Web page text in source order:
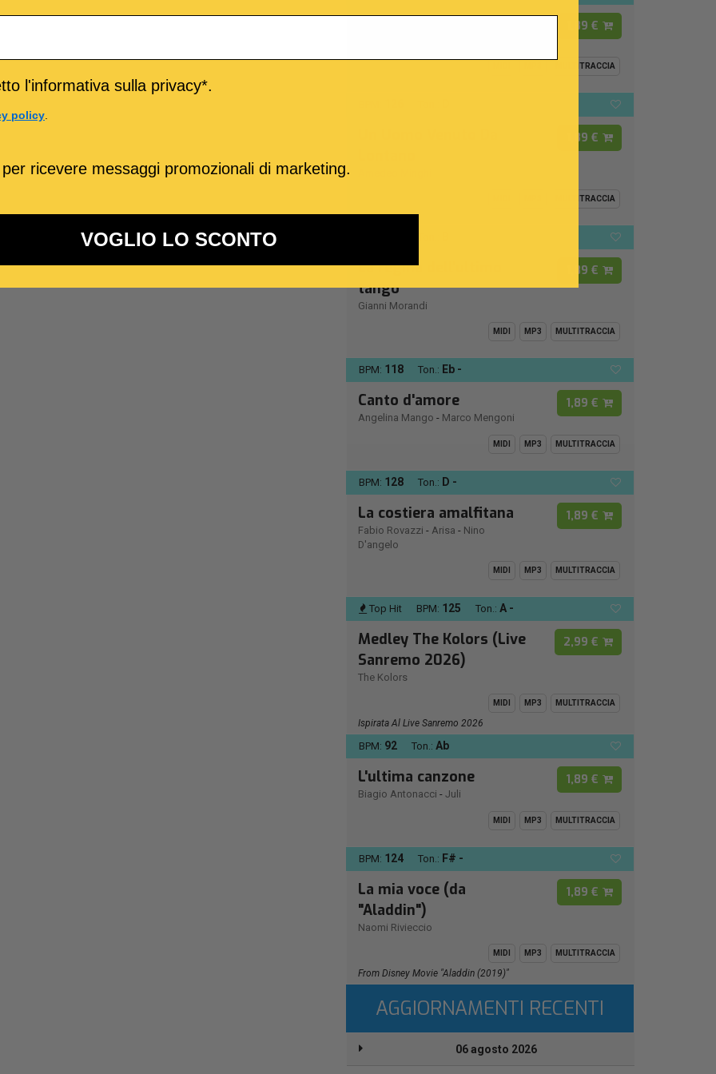
1,89 €
MULTITRACCIA
1,89 €
MULTITRACCIA
La regina dell'ultimo
tango
Gianni Morandi
1,89 €
MIDI MP3 MULTITRACCIA
BPM: 118 Ton.: Eb -
Canto d'amore
Angelina Mango - Marco Mengoni
1,89 €
MIDI MP3 MULTITRACCIA
BPM: 128 Ton.: D -
La costiera amalfitana
Fabio Rovazzi - Arisa - Nino
D'angelo
1,89 €
MIDI MP3 MULTITRACCIA
Top Hit BPM: 125 Ton.: A -
Medley The Kolors (Live
Sanremo 2026)
The Kolors
2,99 €
MIDI MP3 MULTITRACCIA
Ispirata Al Live Sanremo 2026
BPM: 92 Ton.: Ab
L'ultima canzone
Biagio Antonacci - Juli
1,89 €
MIDI MP3 MULTITRACCIA
BPM: 124 Ton.: F# -
La mia voce (da
"Aladdin")
Naomi Rivieccio
1,89 €
MIDI MP3 MULTITRACCIA
From Disney Movie "Aladdin (2019)"
AGGIORNAMENTI RECENTI
06 agosto 2026
l'informativa sulla privacy*.
policy.
ricevere messaggi promozionali di marketing.
VOGLIO LO SCONTO